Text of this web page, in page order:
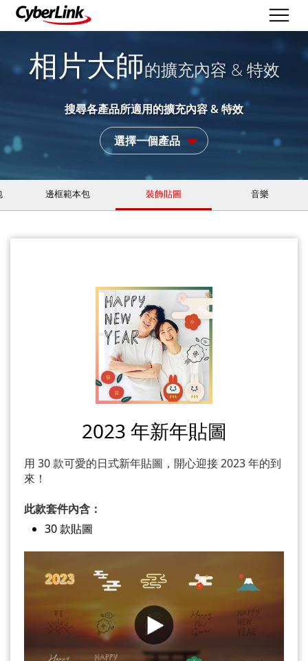
相片大師的擴充內容 & 特效
搜尋各產品所適用的擴充內容 & 特效
選擇一個產品
邊框範本包 裝飾貼圖 音樂
2023 年新年貼圖
用 30 款可愛的日式新年貼圖，開心迎接 2023 年的到
來！
此款套件內含：
30 款貼圖